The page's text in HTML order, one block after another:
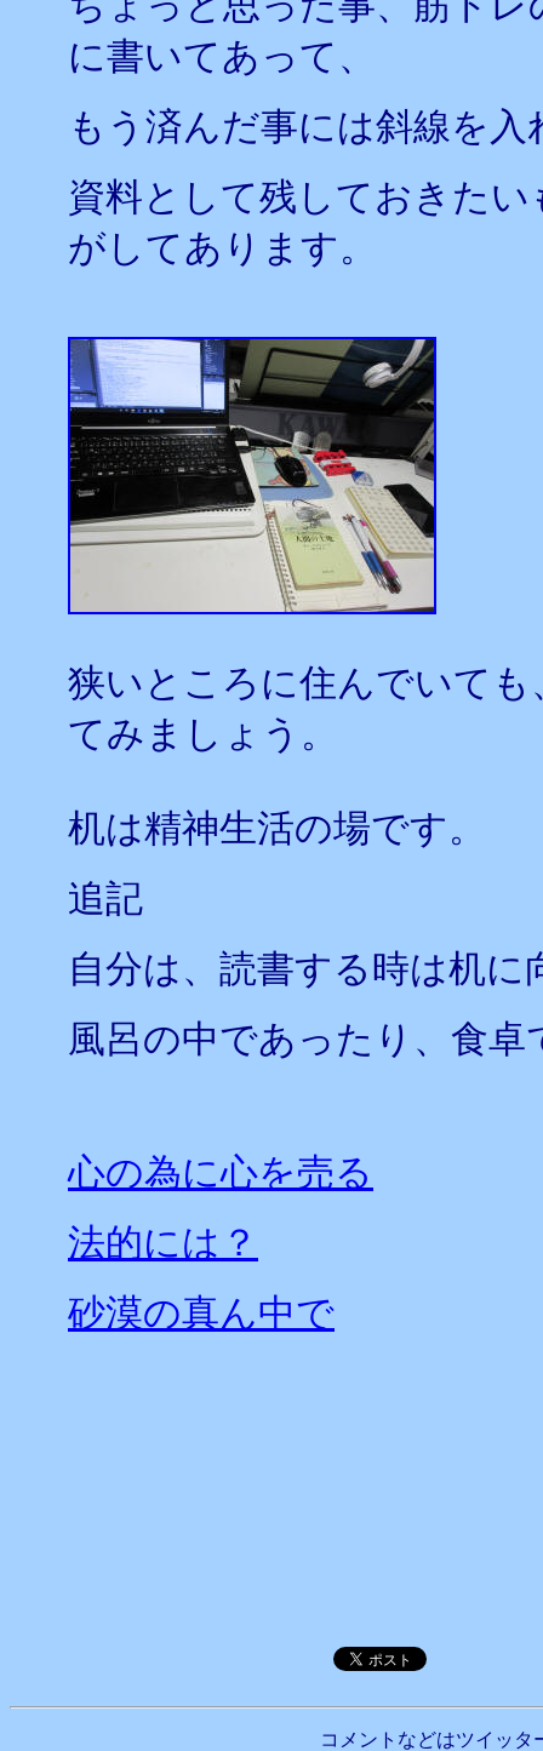
に書いてあって、
もう済んだ事には斜線を入
資料として残しておきた
がしてあります。
狭いところに住んでいて
てみましょう。
机は精神生活の場です。
追記
自分は、読書する時は机に
風呂の中であったり、食卓
心の為に心を売る
法的には？
砂漠の真ん中で
コメントなどはツイッタ